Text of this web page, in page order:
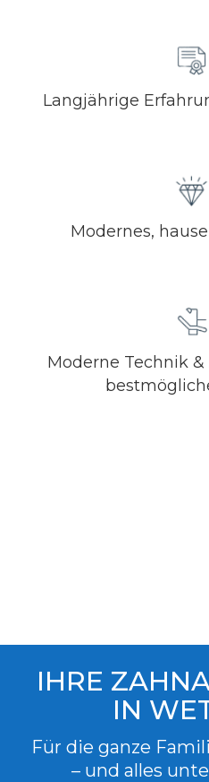
Langjährige
Modernes,
Moderne Technik
IHRE
IN
Für die ganze
– und alles